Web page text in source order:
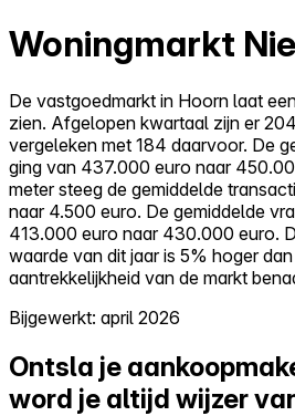
Woningmarkt
De vastgoedmarkt in Hoorn laat
zien. Afgelopen kwartaal zijn er
vergeleken met 184 daarvoor. De
ging van 437.000 euro naar
meter steeg de gemiddelde
naar 4.500 euro. De gemiddelde
413.000 euro naar 430.000 euro.
waarde van dit jaar is 5% hoger
aantrekkelijkheid van de markt
Bijgewerkt: april 2026
Ontsla je
word je altijd wijzer